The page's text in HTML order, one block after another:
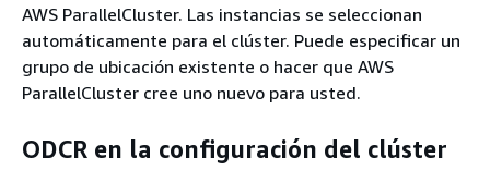
AWS ParallelCluster. Las instancias se seleccionan
automáticamente para el clúster. Puede especificar un
grupo de ubicación existente o hacer que AWS
ParallelCluster cree uno nuevo para usted.
ODCR en la configuración del clúster